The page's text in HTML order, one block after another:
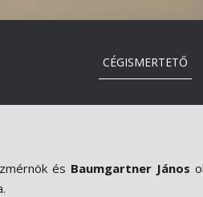
CÉGISMERTETŐ
és Baumgartner János